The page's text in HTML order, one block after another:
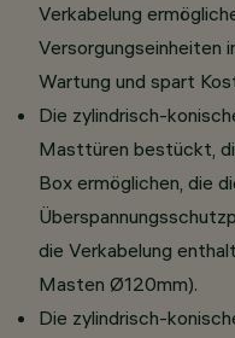
Verkabelung
Versorgungseinheiten
Wartung und spart
Die zylindrisch-
Masttüren bestückt,
Box ermöglichen, die
die Verkabelung
Masten Ø120mm).
Die zylindrisch-